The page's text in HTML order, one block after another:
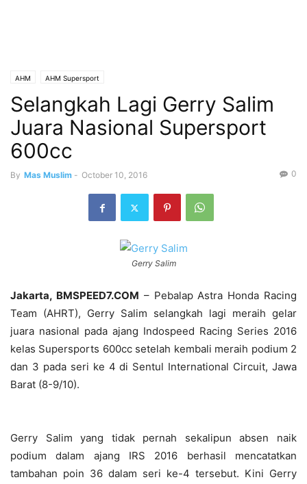
AHM AHM Supersport
Selangkah Lagi Gerry Salim
Juara Nasional Supersport
600cc
By Mas Muslim - October 10, 2016 0
Gerry Salim
Jakarta, BMSPEED7.COM – Pebalap Astra Honda Racing
Team (AHRT), Gerry Salim selangkah lagi meraih gelar
juara nasional pada ajang Indospeed Racing Series 2016
kelas Supersports 600cc setelah kembali meraih podium 2
dan 3 pada seri ke 4 di Sentul International Circuit, Jawa
Barat (8-9/10).
Gerry Salim yang tidak pernah sekalipun absen naik
podium dalam ajang IRS 2016 berhasil mencatatkan
tambahan poin 36 dalam seri ke-4 tersebut. Kini Gerry